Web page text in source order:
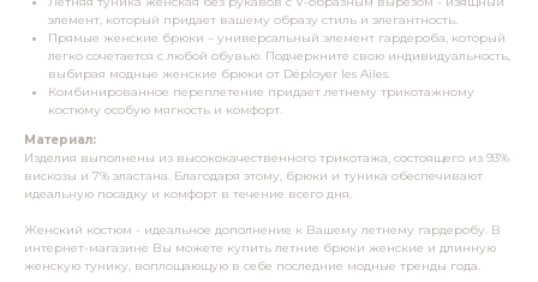
элемент, который придает вашему образу стиль и элегантность.
Прямые женские брюки – универсальный элемент гардероба, который
легко сочетается с любой обувью. Подчеркните свою индивидуальность,
выбирая модные женские брюки от Déployer les Ailes.
Комбинированное переплетение придает летнему трикотажному
костюму особую мягкость и комфорт.
Материал:
Изделия выполнены из высококачественного трикотажа, состоящего из 93%
вискозы и 7% эластана. Благодаря этому, брюки и туника обеспечивают
идеальную посадку и комфорт в течение всего дня.
Женский костюм - идеальное дополнение к Вашему летнему гардеробу. В
интернет-магазине Вы можете купить летние брюки женские и длинную
женскую тунику, воплощающую в себе последние модные тренды года.